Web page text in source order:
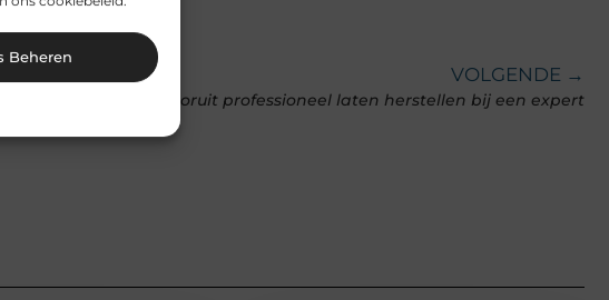
Beheren
VOLGENDE →
Een autoruit professioneel laten herstellen bij een expert